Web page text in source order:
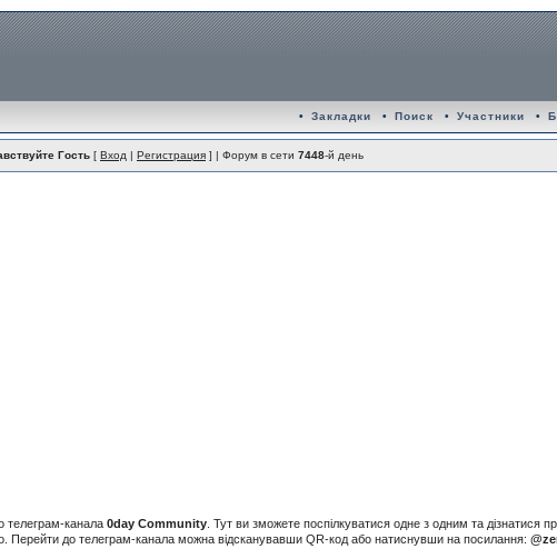
• Закладки • Поиск • Участники •
Гость [ Вход | Регистрация ] | Форум в сети 7448-й день
телеграм-канала 0day Community . Тут ви зможете поспілкуватися одне з одним та дізнатися
Перейти до телеграм-канала можна відсканувавши QR-код або натиснувши на посилання: